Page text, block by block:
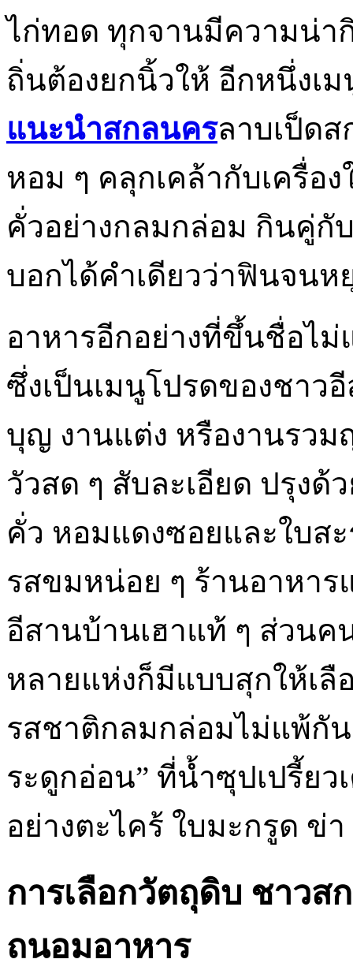
ไก่ทอด ทุกจานมีความน่า
ถิ่นต้องยกนิ้วให้ อีกหนึ่งเ
แนะนำสกลนครลาบเป็ด
หอม ๆ คลุกเคล้ากับเครื่อ
คั่วอย่างกลมกล่อม กินคู่กั
บอกได้คำเดียวว่าฟินจนห
อาหารอีกอย่างที่ขึ้นชื่อไม่
ซึ่งเป็นเมนูโปรดของชา
บุญ งานแต่ง หรืองานรวม
วัวสด ๆ สับละเอียด ปรุง
คั่ว หอมแดงซอยและใบส
รสขมหน่อย ๆ ร้านอาหา
อีสานบ้านเฮาแท้ ๆ ส่วน
หลายแห่งก็มีแบบสุกให้เลื
รสชาติกลมกล่อมไม่แพ้กั
ระดูกอ่อน” ที่น้ำซุปเปรี้ย
อย่างตะไคร้ ใบมะกรูด ข่
การเลือกวัตถุดิบ ชาว
ถนอมอาหาร